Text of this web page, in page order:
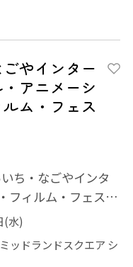
やインター
アニメーシ
ム・フェス
ち・なごやインタ
フィルム・フェステ
の第2回が名...
(水)
ッドランドスクエア シ